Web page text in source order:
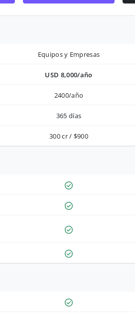
Equipos y Empresas
USD 8,000/año
2400/año
365 días
300 cr / $900